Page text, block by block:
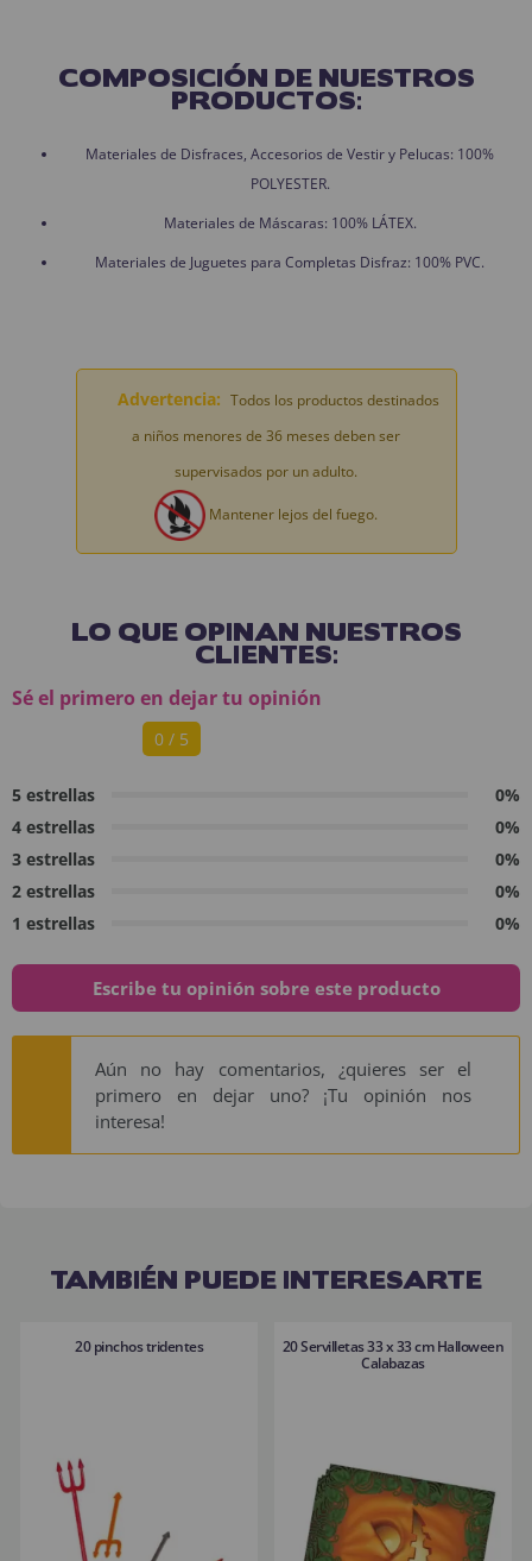
COMPOSICIÓN DE NUESTROS
PRODUCTOS:
Materiales de Disfraces, Accesorios de Vestir y Pelucas: 100%
POLYESTER.
Materiales de Máscaras: 100% LÁTEX.
Materiales de Juguetes para Completas Disfraz: 100% PVC.
Advertencia: Todos los productos destinados
a niños menores de 36 meses deben ser
supervisados por un adulto.
Mantener lejos del fuego.
LO QUE OPINAN NUESTROS
CLIENTES:
Sé el primero en dejar tu opinión
0 / 5
5 estrellas
0%
4 estrellas
0%
3 estrellas
0%
2 estrellas
0%
1 estrellas
0%
Escribe tu opinión sobre este producto
Aún no hay comentarios, ¿quieres ser el
primero en dejar uno? ¡Tu opinión nos
interesa!
TAMBIÉN PUEDE INTERESARTE
20 pinchos tridentes
20 Servilletas 33 x 33 cm Halloween
Calabazas